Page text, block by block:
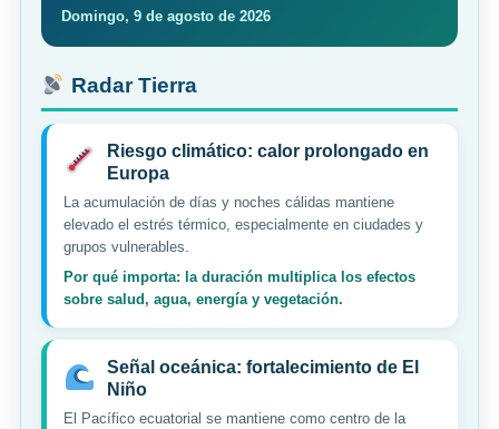
Domingo, 9 de agosto de 2026
Radar Tierra
Riesgo climático: calor prolongado en
Europa
La acumulación de días y noches cálidas mantiene
elevado el estrés térmico, especialmente en ciudades y
grupos vulnerables.
Por qué importa: la duración multiplica los efectos
sobre salud, agua, energía y vegetación.
Señal oceánica: fortalecimiento de El
Niño
El Pacífico ecuatorial se mantiene como centro de la